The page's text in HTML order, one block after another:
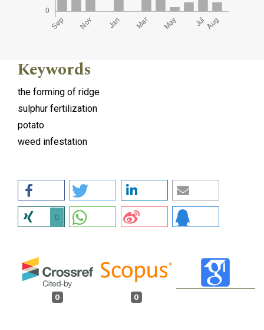
Keywords
the forming of ridge
sulphur fertilization
potato
weed infestation
0
0 0